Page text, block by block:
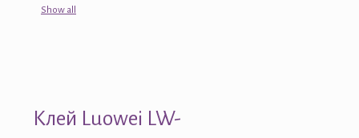
Show all
Клей Luowei LW-